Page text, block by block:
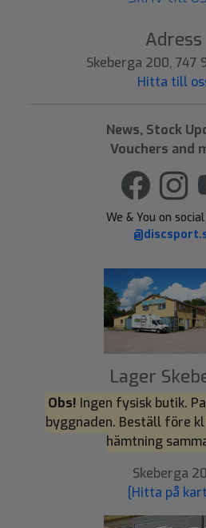
Adress
Skeberga 200, 747
Hitta till
News, Stock
Vouchers and
We & You on
Lager
Obs! Ingen fysisk butik.
byggnaden. Beställ före
hämtning
Skeberga
[Hitta på